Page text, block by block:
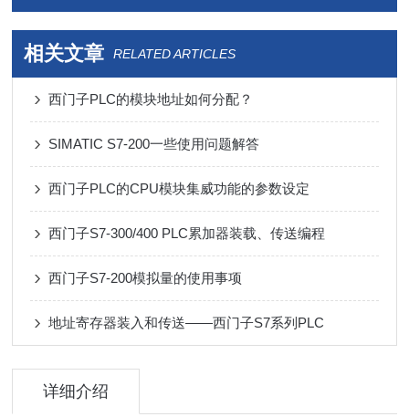
相关文章 RELATED ARTICLES
西门子PLC的模块地址如何分配？
SIMATIC S7-200一些使用问题解答
西门子PLC的CPU模块集威功能的参数设定
西门子S7-300/400 PLC累加器装载、传送编程
西门子S7-200模拟量的使用事项
地址寄存器装入和传送——西门子S7系列PLC
详细介绍